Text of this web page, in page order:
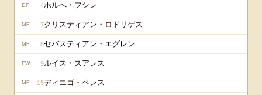
DF 4ホルへ・フシレ
MF 7クリスティアン・ロドリゲス ↓
MF 8セバスティアン・エグレン
FW 9ルイス・スアレス ↓
MF 15ディエゴ・ペレス ↓